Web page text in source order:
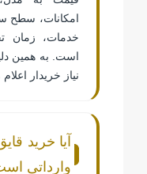
امکانات، سطح
خدمات، زمان
است. به همین
نیاز خریدار
آیا خرید
وارداتی